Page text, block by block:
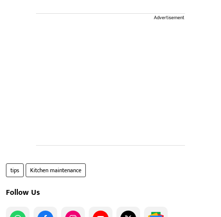
Advertisement
tips Kitchen maintenance
Follow Us